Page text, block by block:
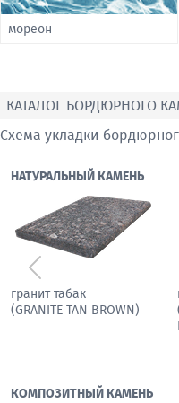
мореон
КАТАЛОГ БОРДЮРНОГО
Схема укладки
НАТУРАЛЬНЫЙ КАМЕНЬ
гранит табак
(GRANITE TAN BROWN)
Предыдущий
КОМПОЗИТНЫЙ КАМЕНЬ